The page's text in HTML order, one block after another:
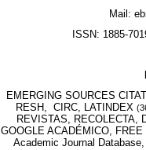
Mail:
ISSN: 1885-
EMERGING SOURCES
RESH, CIRC, LATINDEX
REVISTAS, RECOLECTA,
GOOGLE ACADÉMICO,
Academic Journal